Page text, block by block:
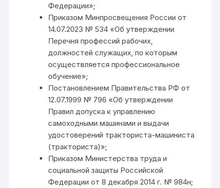
Федерации»;
Приказом Минпросвещения России от
14.07.2023 № 534 «Об утверждении
Перечня профессий рабочих,
должностей служащих, по которым
осуществляется профессиональное
обучение»;
Постановлением Правительства РФ от
12.07.1999 № 796 «Об утверждении
Правил допуска к управлению
самоходными машинами и выдачи
удостоверений тракториста-машиниста
(тракториста)»;
Приказом Министерства труда и
социальной защиты Российской
Федерации от 8 декабря 2014 г. № 984н;